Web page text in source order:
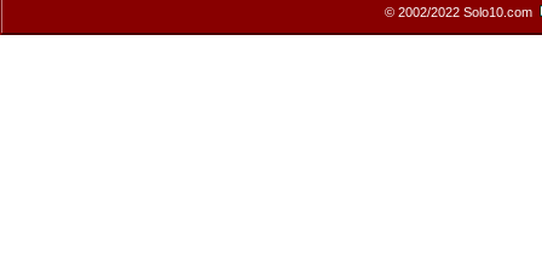
© 2002/2022 Solo10.com